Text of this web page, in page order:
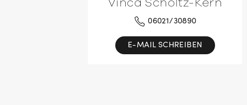
06021/30890
E-MAIL SCHREIBEN